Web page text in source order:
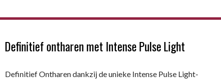
Definitief ontharen met Intense Pulse Light
Definitief Ontharen dankzij de unieke Intense Pulse Light-